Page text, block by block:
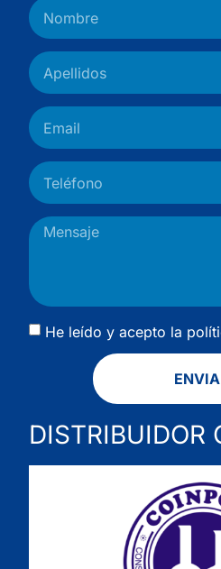
He leído y acepto la
DISTRIBUIDOR